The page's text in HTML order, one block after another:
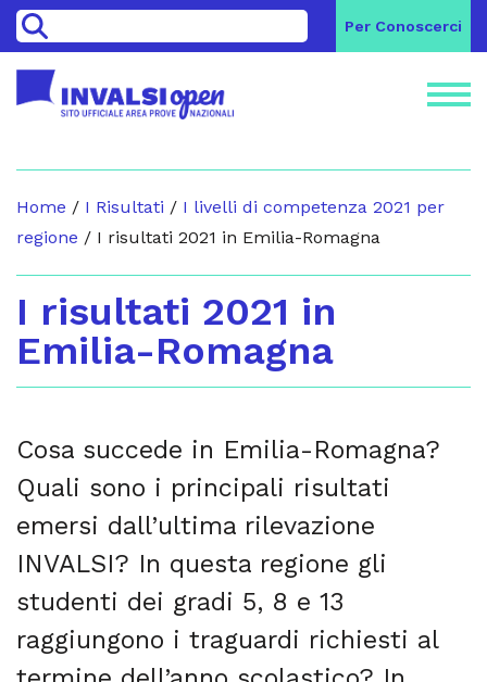
> Per Conoscerci
Home / I Risultati / I livelli di competenza 2021 per
regione / I risultati 2021 in Emilia-Romagna
I risultati 2021 in
Emilia-Romagna
Cosa succede in Emilia-Romagna?
Quali sono i principali risultati
emersi dall’ultima rilevazione
INVALSI? In questa regione gli
studenti dei gradi 5, 8 e 13
raggiungono i traguardi richiesti al